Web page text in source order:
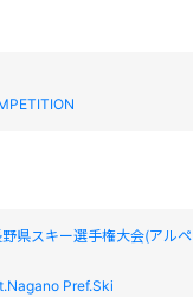
県スキー選手権大会(アルペ
Pref.Ski